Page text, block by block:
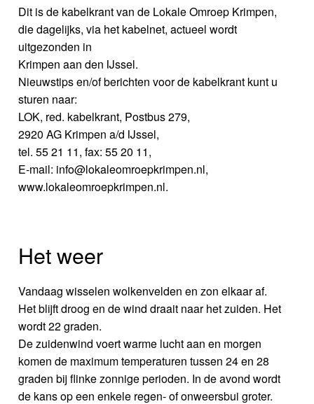
Dit is de kabelkrant van de Lokale Omroep Krimpen,
die dagelijks, via het kabelnet, actueel wordt
uitgezonden in
Krimpen aan den IJssel.
Nieuwstips en/of berichten voor de kabelkrant kunt u
sturen naar:
LOK, red. kabelkrant, Postbus 279,
2920 AG Krimpen a/d IJssel,
tel. 55 21 11, fax: 55 20 11,
E-mail: info@lokaleomroepkrimpen.nl,
www.lokaleomroepkrimpen.nl.
Het weer
Vandaag wisselen wolkenvelden en zon elkaar af.
Het blijft droog en de wind draait naar het zuiden. Het
wordt 22 graden.
De zuidenwind voert warme lucht aan en morgen
komen de maximum temperaturen tussen 24 en 28
graden bij flinke zonnige perioden. In de avond wordt
de kans op een enkele regen- of onweersbui groter.